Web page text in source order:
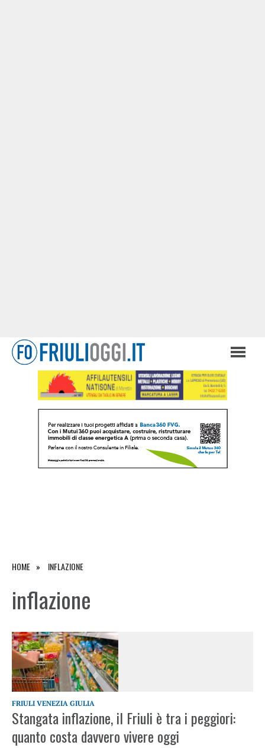
HOME INFLAZIONE
inflazione
FRIULI VENEZIA GIULIA
Stangata inflazione, il Friuli è tra i peggiori:
quanto costa davvero vivere oggi